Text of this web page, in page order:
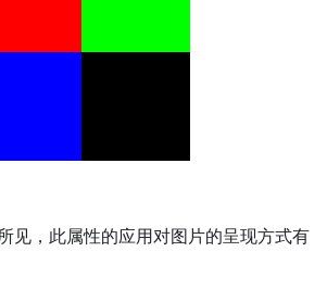
见，此属性的应用对图片的呈现方式有